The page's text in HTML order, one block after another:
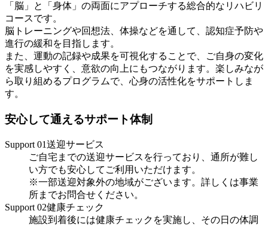
「脳」と「身体」の両面にアプローチする総合的なリハビリ
コースです。
脳トレーニングや回想法、体操などを通して、認知症予防や
進行の緩和を目指します。
また、運動の記録や成果を可視化することで、ご自身の変化
を実感しやすく、意欲の向上にもつながります。楽しみなが
ら取り組めるプログラムで、心身の活性化をサポートしま
す。
安心して通えるサポート体制
Support 01送迎サービス
ご自宅までの送迎サービスを行っており、通所が難し
い方でも安心してご利用いただけます。
※一部送迎対象外の地域がございます。詳しくは事業
所までお問合せください。
Support 02健康チェック
施設到着後には健康チェックを実施し、その日の体調